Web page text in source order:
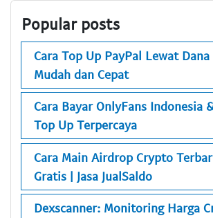
Popular posts
Cara Top Up PayPal Lewat Dana
Mudah dan Cepat
Cara Bayar OnlyFans Indonesia
Top Up Terpercaya
Cara Main Airdrop Crypto
Gratis | Jasa JualSaldo
Dexscanner: Monitoring Harga